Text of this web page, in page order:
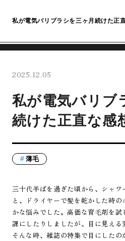
私が電気バリブラシを三ヶ月続けた正
2025.12.05
私が電気バリブ
続けた正直な感
薄毛
三十代半ばを過ぎた頃から、シャ
と、ドライヤーで髪を乾かした時
かな悩みでした。高価な育毛剤を
課にしたりしましたが、目に見える
そんな時、雑誌の特集で目にした